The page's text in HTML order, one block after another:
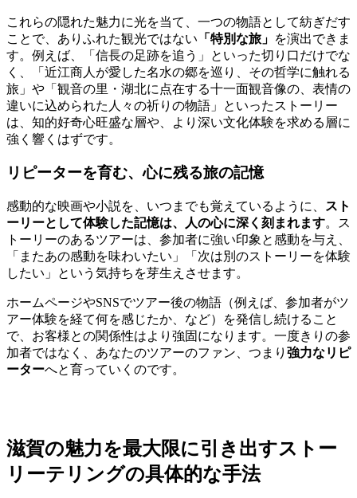
これらの隠れた魅力に光を当て、一つの物語として紡ぎだす
ことで、ありふれた観光ではない 「特別な旅」 を演出できま
す。例えば、「信長の足跡を追う」といった切り口だけでな
く、「近江商人が愛した名水の郷を巡り、その哲学に触れる
旅」や「観音の里・湖北に点在する十一面観音像の、表情の
違いに込められた人々の祈りの物語」といったストーリー
は、知的好奇心旺盛な層や、より深い文化体験を求める層に
強く響くはずです。
リピーターを育む、心に残る旅の記憶
感動的な映画や小説を、いつまでも覚えているように、
スト
ーリーとして体験した記憶は、人の心に深く刻まれます。ス
トーリーのあるツアーは、参加者に強い印象と感動を与え、
「またあの感動を味わいたい」「次は別のストーリーを体験
したい」という気持ちを芽生えさせます。
ホームページやSNSでツアー後の物語（例えば、参加者がツ
アー体験を経て何を感じたか、など）を発信し続けること
で、お客様との関係性はより強固になります。一度きりの参
加者ではなく、あなたのツアーのファン、つまり 強力なリピ
ーターへと育っていくのです。
滋賀の魅力を最大限に引き出すストー
リーテリングの具体的な手法